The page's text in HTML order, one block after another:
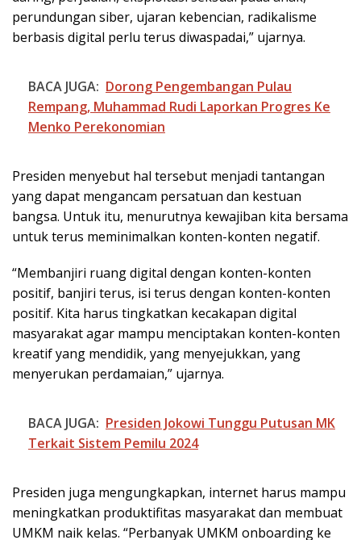
perundungan siber, ujaran kebencian, radikalisme
berbasis digital perlu terus diwaspadai,” ujarnya.
BACA JUGA: Dorong Pengembangan Pulau
Rempang, Muhammad Rudi Laporkan Progres Ke
Menko Perekonomian
Presiden menyebut hal tersebut menjadi tantangan
yang dapat mengancam persatuan dan kestuan
bangsa. Untuk itu, menurutnya kewajiban kita bersama
untuk terus meminimalkan konten-konten negatif.
“Membanjiri ruang digital dengan konten-konten
positif, banjiri terus, isi terus dengan konten-konten
positif. Kita harus tingkatkan kecakapan digital
masyarakat agar mampu menciptakan konten-konten
kreatif yang mendidik, yang menyejukkan, yang
menyerukan perdamaian,” ujarnya.
BACA JUGA: Presiden Jokowi Tunggu Putusan MK
Terkait Sistem Pemilu 2024
Presiden juga mengungkapkan, internet harus mampu
meningkatkan produktifitas masyarakat dan membuat
UMKM naik kelas. “Perbanyak UMKM onboarding ke